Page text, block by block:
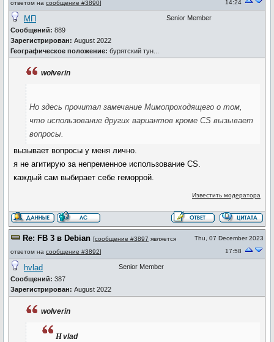
ответом на сообщение #3890]
14:24
МП
Сообщений: 889
Зарегистрирован: August 2022
Географическое положение: бурятский тун...
Senior Member
wolverin
Но здесь прочитал замечание Мимопроходящего о том,
что использование других вариантов кроме CS вызывает
вопросы.
вызывает вопросы у меня лично.
я не агитирую за непременное использование CS.
каждый сам выбирает себе геморрой.
Известить модератора
Re: FB 3 в Debian [сообщение #3897 является
ответом на сообщение #3892]
Thu, 07 December 2023
17:58
hvlad
Сообщений: 387
Зарегистрирован: August 2022
Senior Member
wolverin
hvlad